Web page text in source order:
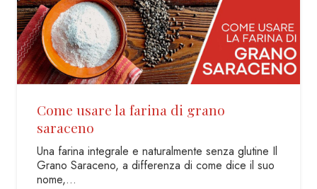
Come usare la farina di grano
saraceno
Una farina integrale e naturalmente senza glutine Il
Grano Saraceno, a differenza di come dice il suo
nome,…